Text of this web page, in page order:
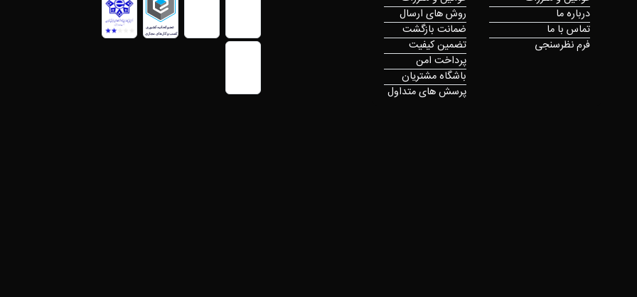
درباره ما
تماس با ما
فرم نظرسنجی
روش های ارسال
ضمانت بازگشت
تضمین کیفیت
پرداخت امن
باشگاه مشتریان
پرسش های متداول